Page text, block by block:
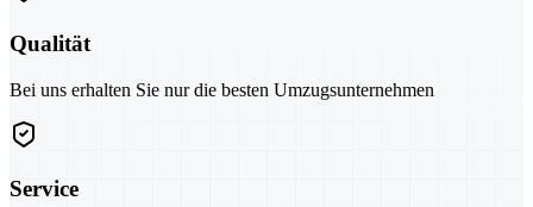
Qualität
Bei uns erhalten Sie nur die besten Umzugsunternehmen
Service